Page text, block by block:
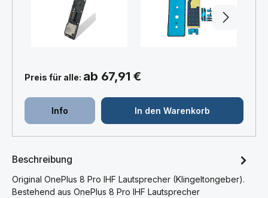
Preis für alle: ab 67,91 €
Info In den Warenkorb
Beschreibung
Original OnePlus 8 Pro IHF Lautsprecher (Klingeltongeber).
Bestehend aus OnePlus 8 Pro IHF Lautsprecher